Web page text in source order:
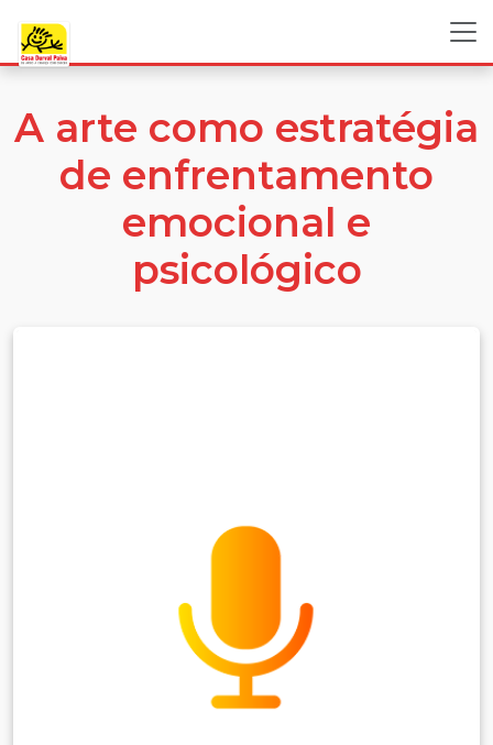
A arte como estratégia
de enfrentamento
emocional e
psicológico